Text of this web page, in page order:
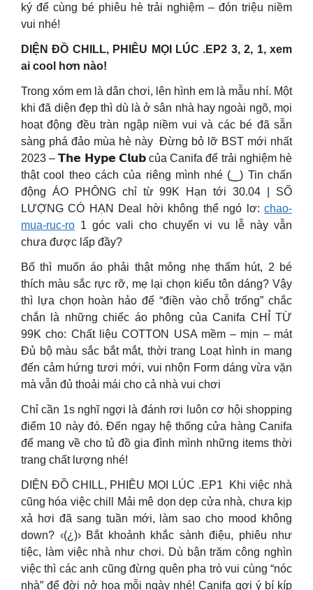
ký để cùng bé phiêu hè trải nghiệm – đón triệu niềm
vui nhé!
DIỆN ĐỒ CHILL, PHIÊU MỌI LÚC .EP2 3, 2, 1, xem
ai cool hơn nào!
Trong xóm em là dân chơi, lên hình em là mẫu nhí. Một
khi đã diện đẹp thì dù là ở sân nhà hay ngoài ngõ, mọi
hoạt động đều tràn ngập niềm vui và các bé đã sẵn
sàng phá đảo mùa hè này ️️ Đừng bỏ lỡ BST mới nhất
2023 – 𝗧𝗵𝗲 𝗛𝘆𝗽𝗲 𝗖𝗹𝘂𝗯 của Canifa để trải nghiệm hè
thật cool theo cách của riêng mình nhé (‿) Tin chấn
động ÁO PHÔNG chỉ từ 99K Hạn tới 30.04 | SỐ
LƯỢNG CÓ HẠN Deal hời không thể ngó lơ: chao-
mua-ruc-ro 1 góc vali cho chuyến vi vu lễ này vẫn
chưa được lấp đầy?
Bố thì muốn áo phải thật mỏng nhẹ thấm hút, 2 bé
thích màu sắc rực rỡ, mẹ lại chọn kiểu tôn dáng? Vậy
thì lựa chọn hoàn hảo để “điền vào chỗ trống” chắc
chắn là những chiếc áo phông của Canifa CHỈ TỪ
99K cho: Chất liệu COTTON USA mềm – mịn – mát
Đủ bộ màu sắc bắt mắt, thời trang Loạt hình in mang
đến cảm hứng tươi mới, vui nhộn Form dáng vừa vặn
mà vẫn đủ thoải mái cho cả nhà vui chơi
Chỉ cần 1s nghĩ ngợi là đánh rơi luôn cơ hội shopping
điểm 10 này đó. Đến ngay hệ thống cửa hàng Canifa
để mang về cho tủ đồ gia đình mình những items thời
trang chất lượng nhé!
DIỆN ĐỒ CHILL, PHIÊU MỌI LÚC .EP1 ️️ Khi việc nhà
cũng hóa việc chill Mải mê dọn dẹp cửa nhà, chưa kịp
xả hơi đã sang tuần mới, làm sao cho mood không
down? ‹(¿)› Bắt khoảnh khắc sành điệu, phiêu như
tiệc, làm việc nhà như chơi. Dù bận trăm công nghìn
việc thì các anh cũng đừng quên pha trò vui cùng “nóc
nhà” để đời nở hoa mỗi ngày nhé! Canifa gợi ý bí kíp